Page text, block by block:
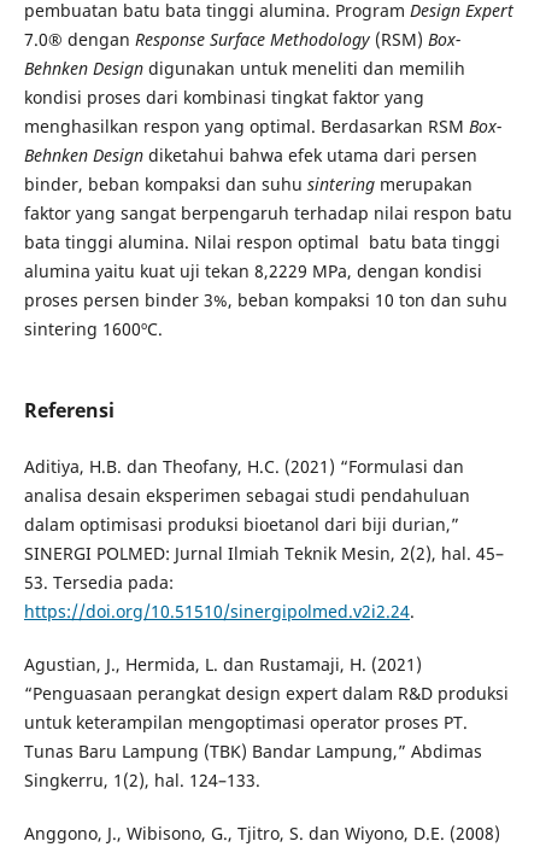
pembuatan batu bata tinggi alumina. Program Design Expert
7.0® dengan Response Surface Methodology(RSM) Box-
Behnken Designdigunakan untuk meneliti dan memilih
kondisi proses dari kombinasi tingkat faktor yang
menghasilkan respon yang optimal. Berdasarkan RSM Box-
Behnken Designdiketahui bahwa efek utama dari persen
binder, beban kompaksi dan suhu sinteringmerupakan
faktor yang sangat berpengaruh terhadap nilai respon batu
bata tinggi alumina. Nilai respon optimal batu bata tinggi
alumina yaitu kuat uji tekan 8,2229 MPa, dengan kondisi
proses persen binder 3%, beban kompaksi 10 ton dan suhu
sintering 1600ºC.
Referensi
Aditiya, H.B. dan Theofany, H.C. (2021) “Formulasi dan
analisa desain eksperimen sebagai studi pendahuluan
dalam optimisasi produksi bioetanol dari biji durian,”
SINERGI POLMED: Jurnal Ilmiah Teknik Mesin, 2(2), hal. 45–
53. Tersedia pada:
https://doi.org/10.51510/sinergipolmed.v2i2.24.
Agustian, J., Hermida, L. dan Rustamaji, H. (2021)
“Penguasaan perangkat design expert dalam R&D produksi
untuk keterampilan mengoptimasi operator proses PT.
Tunas Baru Lampung (TBK) Bandar Lampung,” Abdimas
Singkerru, 1(2), hal. 124–133.
Anggono, J., Wibisono, G., Tjitro, S. dan Wiyono, D.E. (2008)